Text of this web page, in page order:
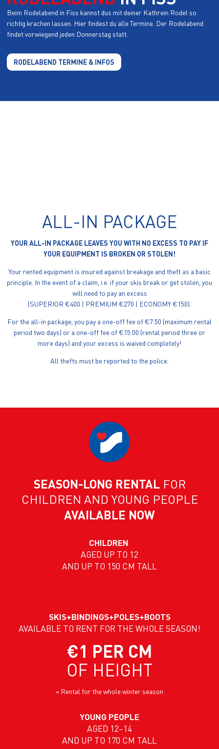
Beim Rodelabend in Fiss kannst dus mit deiner Kathrein Rodel so
richtig krachen lassen. Hier findest du alle Termine. Der Rodelabend
findet vorwiegend jeden Donnerstag statt.
RODELABEND TERMINE & INFOS
ALL-IN PACKAGE
YOUR ALL-IN PACKAGE LEAVES YOU WITH NO EXCESS TO PAY IF
YOUR EQUIPMENT IS BROKEN OR STOLEN!
Your rented equipment is insured against breakage and theft as a basic
principle. In the event of a claim, i.e. if your skis break or get stolen, you
will need to pay an excess
(SUPERIOR €400 | PREMIUM €270 | ECONOMY €150).
For the all-in package, you pay a one-off fee of €7.50 (maximum rental
period two days) or a one-off fee of €15.00 (rental period three or
more days) and your excess is waived completely!
All thefts must be reported to the police.
SEASON-LONG RENTALFOR
CHILDREN AND YOUNG PEOPLE
AVAILABLE NOW
CHILDREN
AGED UP TO 12
AND UP TO 150 CM TALL
SKIS+BINDINGS+POLES+BOOTS
AVAILABLE TO RENT FOR THE WHOLE SEASON!
€1 PER CM
OF HEIGHT
= Rental for the whole winter season
YOUNG PEOPLE
AGED 12–14
AND UP TO 170 CM TALL